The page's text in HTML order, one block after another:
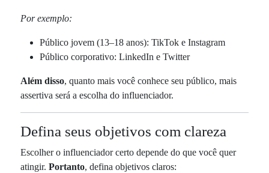
Por exemplo:
Público jovem (13–18 anos): TikTok e Instagram
Público corporativo: LinkedIn e Twitter
Além disso, quanto mais você conhece seu público, mais
assertiva será a escolha do influenciador.
Defina seus objetivos com clareza
Escolher o influenciador certo depende do que você quer
atingir.Portanto, defina objetivos claros: